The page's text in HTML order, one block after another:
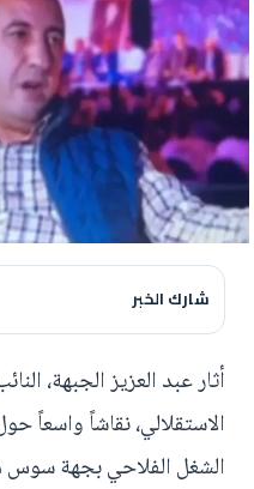
شارك الخبر
أثار عبد العزيز الجبهة،
الاستقلالي، نقاشاً واسعاً
الشغل الفلاحي بجهة سوس